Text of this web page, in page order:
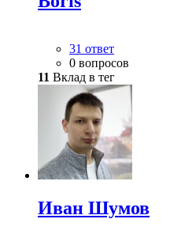
31 ответ
0 вопросов
11 Вклад в тег
Иван Шумов